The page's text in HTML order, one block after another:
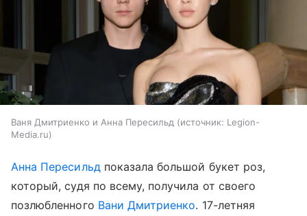
Ваня Дмитриенко и Анна Пересильд источник: Legion-
Media.ru
Анна Пересильдпоказала большой букет роз,
который, судя по всему, получилa от своего
позлюбленного Вани Дмитриенко. 17-летняя